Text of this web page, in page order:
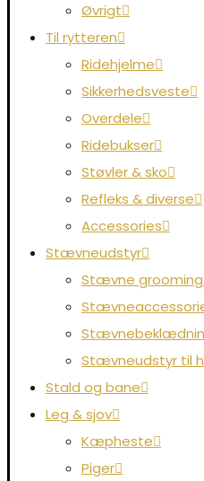
Øvrigt
Til rytteren
Ridehjelme
Sikkerhedsveste
Overdele
Ridebukser
Støvler & sko
Refleks & diverse
Accessories
Stævneudstyr
Stævne
Stævneudstyr til
Stald og bane
Leg & sjov
Kæpheste
Piger